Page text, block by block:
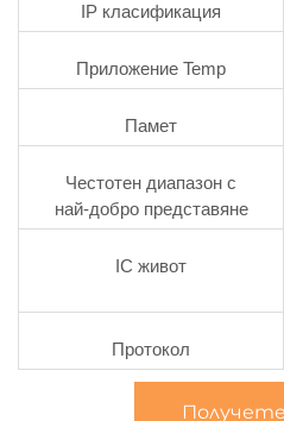
IP класификация
Приложение Temp
Памет
Честотен диапазон с
най-добро представяне
IC живот
Протокол